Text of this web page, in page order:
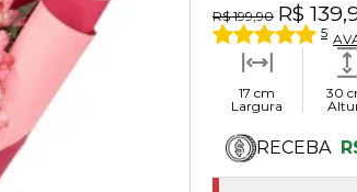
R$ 199,90 R$
5
17 cm
Largura
30
RECEBA